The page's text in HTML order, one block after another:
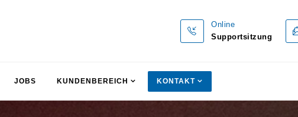
Online
Supportsitzung
JOBS KUNDENBEREICH KONTAKT